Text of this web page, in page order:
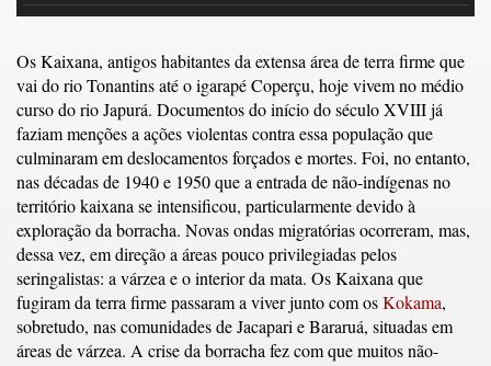
Os Kaixana, antigos habitantes da extensa área de terra firme que
vai do rio Tonantins até o igarapé Coperçu, hoje vivem no médio
curso do rio Japurá. Documentos do início do século XVIII já
faziam menções a ações violentas contra essa população que
culminaram em deslocamentos forçados e mortes. Foi, no entanto,
nas décadas de 1940 e 1950 que a entrada de não-indígenas no
território kaixana se intensificou, particularmente devido à
exploração da borracha. Novas ondas migratórias ocorreram, mas,
dessa vez, em direção a áreas pouco privilegiadas pelos
seringalistas: a várzea e o interior da mata. Os Kaixana que
fugiram da terra firme passaram a viver junto com osKokama,
sobretudo, nas comunidades de Jacapari e Bararuá, situadas em
áreas de várzea. A crise da borracha fez com que muitos não-